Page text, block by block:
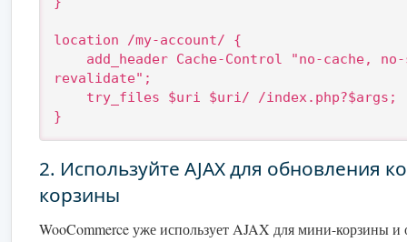
location /my-account/ {
revalidate";
}
2. Используйте AJAX для обновления
корзины
WooCommerce уже использует AJAX для мини-корзины